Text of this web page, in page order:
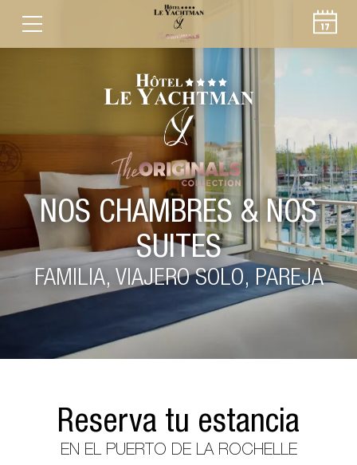
NOS CHAMBRES & NOS
SUITES
FAMILIA, VIAJERO SOLO, PAREJA
Reserva tu estancia
EN EL PUERTO DE LA ROCHELLE